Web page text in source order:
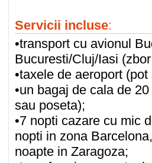
Servicii incluse:
•transport cu avionul
Bucuresti/Cluj/Iasi
•taxele de aeroport
•un bagaj de cala de
sau poseta);
•7 nopti cazare cu mic
nopti in zona
noapte in Zaragoza;